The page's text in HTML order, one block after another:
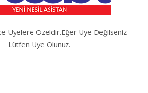
Üyelere Özeldir.Eğer Üye Değilseniz
Lütfen Üye Olunuz.